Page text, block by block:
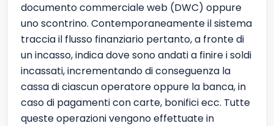
documento commerciale web (DWC) oppure
uno scontrino. Contemporaneamente il sistema
traccia il flusso finanziario pertanto, a fronte di
un incasso, indica dove sono andati a finire i soldi
incassati, incrementando di conseguenza la
cassa di ciascun operatore oppure la banca, in
caso di pagamenti con carte, bonifici ecc. Tutte
queste operazioni vengono effettuate in